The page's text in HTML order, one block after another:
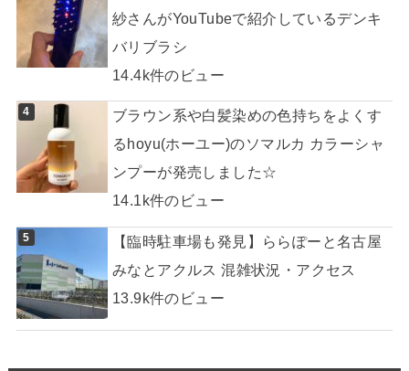
紗さんがYouTubeで紹介しているデンキ
バリブラシ
14.4k件のビュー
ブラウン系や白髪染めの色持ちをよくす
るhoyu(ホーユー)のソマルカ カラーシャ
ンプーが発売しました☆
14.1k件のビュー
【臨時駐車場も発見】ららぽーと名古屋
みなとアクルス 混雑状況・アクセス
13.9k件のビュー